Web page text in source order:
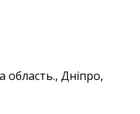
область., Дніпро,